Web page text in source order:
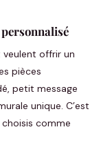
veulent offrir un
pièces
petit message
unique. C’est
choisis comme